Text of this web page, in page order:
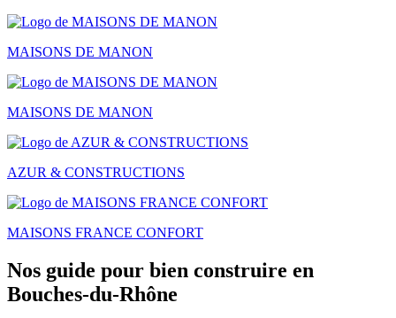
MAISONS DE MANON
MAISONS DE MANON
AZUR & CONSTRUCTIONS
MAISONS FRANCE CONFORT
Nos guide pour bien construire en
Bouches-du-Rhône